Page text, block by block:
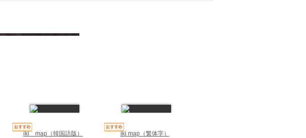
iki map（韓国語版） iki map（繁体字）